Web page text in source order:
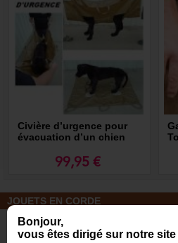
Bonjour,
vous êtes dirigé sur notre site
Civière d’urgence pour
évacuation d’un chien
99,95 €
JOUETS EN CORDE
des heures de